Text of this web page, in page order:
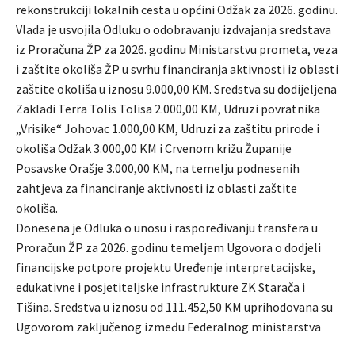
rekonstrukciji lokalnih cesta u općini Odžak za 2026. godinu.
Vlada je usvojila Odluku o odobravanju izdvajanja sredstava
iz Proračuna ŽP za 2026. godinu Ministarstvu prometa, veza
i zaštite okoliša ŽP u svrhu financiranja aktivnosti iz oblasti
zaštite okoliša u iznosu 9.000,00 KM. Sredstva su dodijeljena
Zakladi Terra Tolis Tolisa 2.000,00 KM, Udruzi povratnika
„Vrisike“ Johovac 1.000,00 KM, Udruzi za zaštitu prirode i
okoliša Odžak 3.000,00 KM i Crvenom križu Županije
Posavske Orašje 3.000,00 KM, na temelju podnesenih
zahtjeva za financiranje aktivnosti iz oblasti zaštite
okoliša.
Donesena je Odluka o unosu i raspoređivanju transfera u
Proračun ŽP za 2026. godinu temeljem Ugovora o dodjeli
financijske potpore projektu Uređenje interpretacijske,
edukativne i posjetiteljske infrastrukture ZK Starača i
Tišina. Sredstva u iznosu od 111.452,50 KM uprihodovana su
Ugovorom zaključenog između Federalnog ministarstva